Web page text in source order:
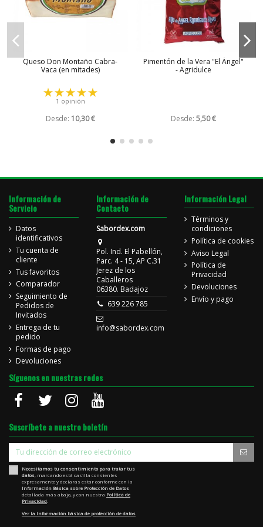
Queso Don Montaño Cabra-
Vaca (en mitades)
1 opinión
Desde: 10,30 €
Pimentón de la Vera "El Ángel"
- Agridulce
Desde: 5,50 €
Información de
Servicio
Datos
identificativos
Tu cuenta de
cliente
Tus favoritos
Comparador
Seguimiento de
Pedidos de
Invitados
Entrega de tu
pedido
Formas de pago
Devoluciones
Información de
Contacto
Sabordex.com
Pol. Ind. El Pabellón,
Parc. 4 - 15, AP C.31
Jerez de los
Caballeros
06380. Badajoz
639 226 785
info@sabordex.com
Información Legal
Términos y
condiciones
Política de cookies
Aviso Legal
Política de
Privacidad
Devoluciones
Envío y pago
Síguenos en nuestras redes
Suscríbete a nuestro boletín
Necesitamos tu consentimiento para tratar tus
datos, marcando está casilla consientes
expresamente y declaras estar conforme con la
Información Básica sobre Protección de Datos
detallada más abajo, y con nuestra Política de
Privacidad.
Ver la Información básica de protección de datos